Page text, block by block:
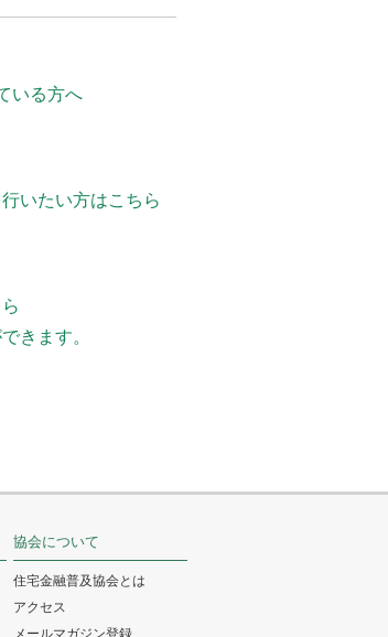
いる方へ
いたい方はこちら
きます。
協会について
住宅金融普及協会とは
アクセス
メールマガジン登録